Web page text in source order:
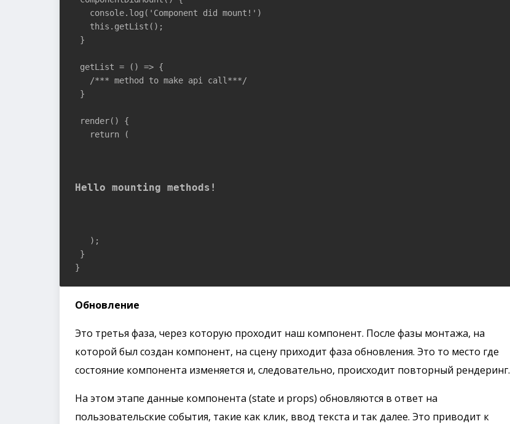
   console.log('Component did mount!')
   this.getList();
}
getList = () => {
   /*** method to make api call***/
}
render() {
   return (
Hello mounting methods!
   );
}
}
Обновление
Это третья фаза, через которую проходит наш компонент. После фазы монтажа, на
которой был создан компонент, на сцену приходит фаза обновления. Это то место где
состояние компонента изменяется и, следовательно, происходит повторный рендеринг.
На этом этапе данные компонента (state и props) обновляются в ответ на
пользовательские события, такие как клик, ввод текста и так далее. Это приводит к